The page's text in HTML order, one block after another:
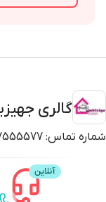
گالری
شماره تماس: